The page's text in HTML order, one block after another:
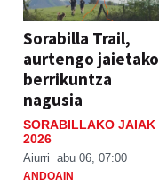
Sorabilla Trail,
aurtengo jaietako
berrikuntza
nagusia
SORABILLAKO JAIAK
2026
Aiurri abu 06, 07:00
ANDOAIN